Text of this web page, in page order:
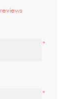
*
*